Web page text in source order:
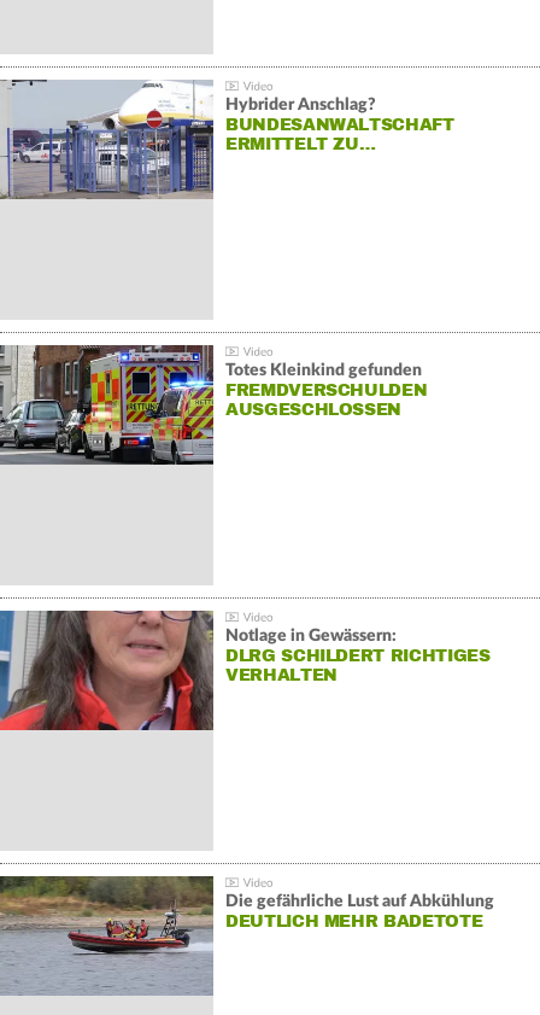
Hybrider Anschlag?
BUNDESANWALTSCHAFT
ERMITTELT ZU…
Totes Kleinkind gefunden
FREMDVERSCHULDEN
AUSGESCHLOSSEN
Notlage in Gewässern:
DLRG SCHILDERT RICHTIGES
VERHALTEN
Die gefährliche Lust auf Abkühlung
DEUTLICH MEHR BADETOTE